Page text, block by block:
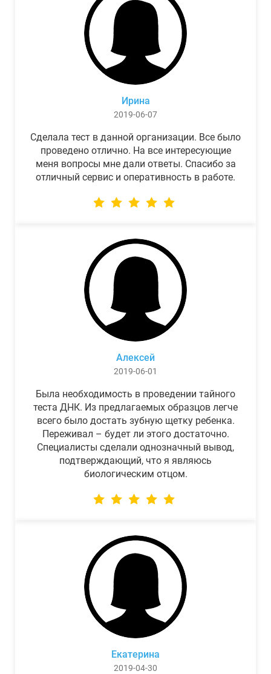
Ирина
2019-06-07
Сделала тест в данной организации. Все было
проведено отлично. На все интересующие
меня вопросы мне дали ответы. Спасибо за
отличный сервис и оперативность в работе.
Алексей
2019-06-01
Была необходимость в проведении тайного
теста ДНК. Из предлагаемых образцов легче
всего было достать зубную щетку ребенка.
Переживал – будет ли этого достаточно.
Специалисты сделали однозначный вывод,
подтверждающий, что я являюсь
биологическим отцом.
Екатерина
2019-04-30